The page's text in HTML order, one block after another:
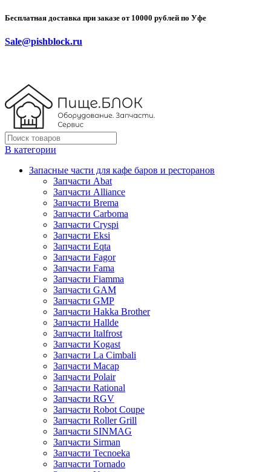
Бесплатная доставка при заказе от 10000 рублей по Уфе
Sale@pishblock.ru
В категории
Запасные части для кафе баров и ресторанов
Запчасти Abat
Запчасти Alliance
Запчасти Brema
Запчасти Carboma
Запчасти Cryspi
Запчасти Eksi
Запчасти Eqta
Запчасти Fagor
Запчасти Fama
Запчасти Fiamma
Запчасти GAM
Запчасти GMP
Запчасти Hakka Brother
Запчасти Hallde
Запчасти Italfrost
Запчасти Kogast
Запчасти La Cimbali
Запчасти Macap
Запчасти Polair
Запчасти Rational
Запчасти RGV
Запчасти Robot Coupe
Запчасти Roller Grill
Запчасти SINMAG
Запчасти Sirman
Запчасти Tecnoeka
Запчасти Tornado